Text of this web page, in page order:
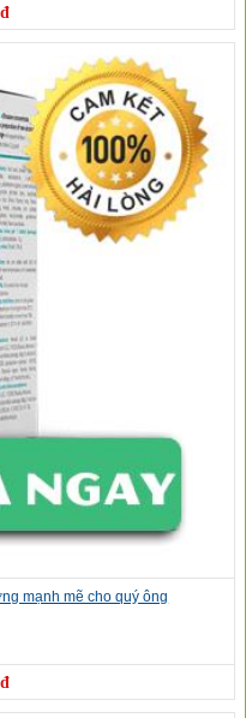
mạnh mẽ cho quý ông